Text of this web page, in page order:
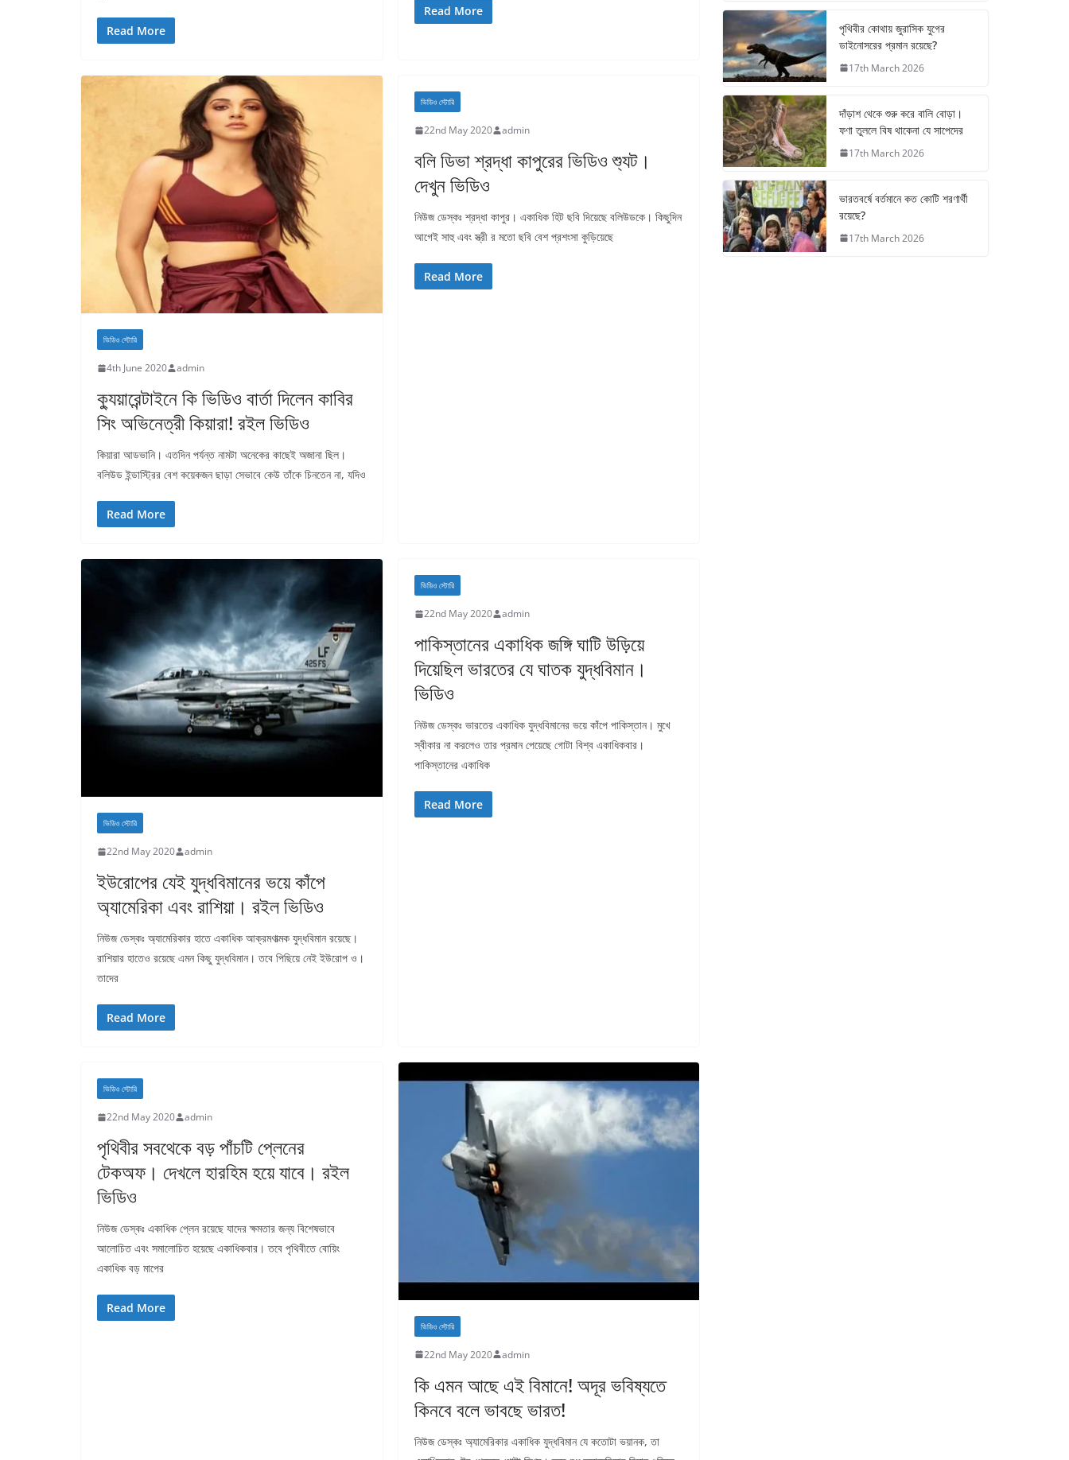
Read More
Read More
ভিডিও স্টোরি
4th June 2020 admin
ক্যুয়ারেন্টাইনে কি ভিডিও বার্তা দিলেন কাবির
সিং অভিনেত্রী কিয়ারা! রইল ভিডিও
কিয়ারা আডভানি। এতদিন পর্যন্ত নামটা অনেকের কাছেই অজানা ছিল।
বলিউড ইন্ডাস্ট্রির বেশ কয়েকজন ছাড়া সেভাবে কেউ তাঁকে চিনতেন না, যদিও
Read More
ভিডিও স্টোরি
22nd May 2020 admin
বলি ডিভা শ্রদ্ধা কাপুরের ভিডিও শ্যুট।
দেখুন ভিডিও
নিউজ ডেস্কঃ শ্রদ্ধা কাপুর। একাধিক হিট ছবি দিয়েছে বলিউডকে। কিছুদিন
আগেই সাহু এবং স্ত্রী র মতো ছবি বেশ প্রশংসা কুড়িয়েছে
Read More
ভিডিও স্টোরি
22nd May 2020 admin
ইউরোপের যেই যুদ্ধবিমানের ভয়ে কাঁপে
অ্যামেরিকা এবং রাশিয়া। রইল ভিডিও
নিউজ ডেস্কঃ অ্যামেরিকার হাতে একাধিক আক্রমণাত্মক যুদ্ধবিমান রয়েছে।
রাশিয়ার হাতেও রয়েছে এমন কিছু যুদ্ধবিমান। তবে পিছিয়ে নেই ইউরোপ ও।
তাদের
Read More
ভিডিও স্টোরি
22nd May 2020 admin
পাকিস্তানের একাধিক জঙ্গি ঘাটি উড়িয়ে
দিয়েছিল ভারতের যে ঘাতক যুদ্ধবিমান।
ভিডিও
নিউজ ডেস্কঃ ভারতের একাধিক যুদ্ধবিমানের ভয়ে কাঁপে পাকিস্তান। মুখে
স্বীকার না করলেও তার প্রমান পেয়েছে গোটা বিশ্ব একাধিকবার।
পাকিস্তানের একাধিক
Read More
ভিডিও স্টোরি
22nd May 2020 admin
পৃথিবীর সবথেকে বড় পাঁচটি প্লেনের
টেকঅফ। দেখলে হারহিম হয়ে যাবে। রইল
ভিডিও
নিউজ ডেস্কঃ একাধিক প্লেন রয়েছে যাদের ক্ষমতার জন্য বিশেষভাবে
আলোচিত এবং সমালোচিত হয়েছে একাধিকবার। তবে পৃথিবীতে বোয়িং
একাধিক বড় মাপের
Read More
ভিডিও স্টোরি
22nd May 2020 admin
কি এমন আছে এই বিমানে! অদূর ভবিষ্যতে
কিনবে বলে ভাবছে ভারত!
নিউজ ডেস্কঃ অ্যামেরিকার একাধিক যুদ্ধবিমান যে কতোটা ভয়ানক, তা
পৃথিবীর কোথায় জুরাসিক যুগের
ডাইনোসরের প্রমান রয়েছে?
17th March 2026
দাঁড়াশ থেকে শুরু করে বালি বোড়া।
ফণা তুললে বিষ থাকেনা যে সাপেদের
17th March 2026
ভারতবর্ষে বর্তমানে কত কোটি শরণার্থী
রয়েছে?
17th March 2026